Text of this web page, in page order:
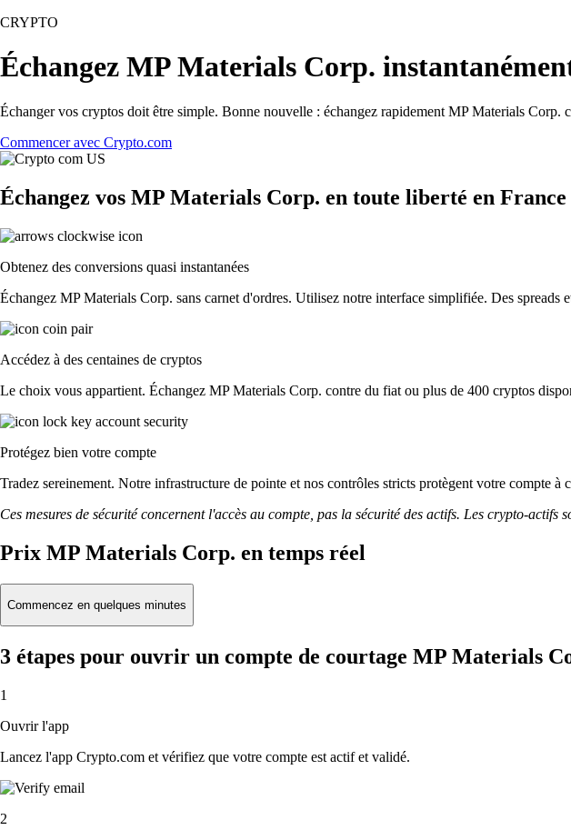
CRYPTO
Échangez MP Materials Corp.
Échanger vos cryptos doit être simple. Bonne nouvelle : échangez rapidement MP Materials Corp.
Commencer avec Crypto.com
Échangez vos MP Materials Corp. en toute liberté en France
Obtenez des conversions quasi instantanées
Échangez MP Materials Corp. sans carnet d'ordres. Utilisez notre interface simplifiée. Des spreads
Accédez à des centaines de cryptos
Le choix vous appartient. Échangez MP Materials Corp. contre du fiat ou plus de 400 cryptos
Protégez bien votre compte
Tradez sereinement. Notre infrastructure de pointe et nos contrôles stricts protègent votre compte à
Ces mesures de sécurité concernent l'accès au compte, pas la sécurité des actifs. Les crypto-
Prix MP Materials Corp. en temps réel
Commencez en quelques minutes
3 étapes pour ouvrir un compte de courtage MP Materials
1
Ouvrir l'app
Lancez l'app Crypto.com et vérifiez que votre compte est actif et validé.
2